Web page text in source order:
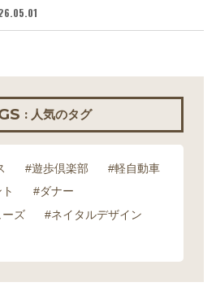
: 人気のタグ
#遊歩倶楽部
#軽自動車
#ダナー
ーズ
#ネイタルデザイン